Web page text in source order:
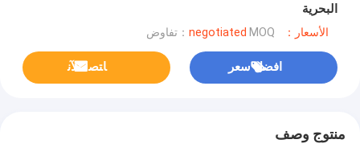
البحرية
الأسعار：negotiated MOQ：تفاوض
افضل سعر ﺎﺘﺼﻟ ﺍﻶﻧ
منتوج وصف